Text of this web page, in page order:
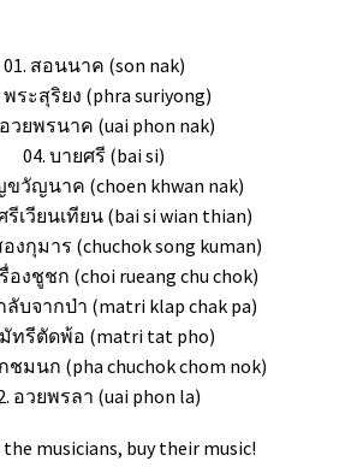
01. สอนนาค (son nak)
พระสุริยง (phra suriyong)
วยพรนาค (uai phon nak)
04. บายศรี (bai si)
ขวัญนาค (choen khwan nak)
รีเวียนเทียน (bai si wian thian)
งกุมาร (chuchok song kuman)
องชูชก (choi rueang chu chok)
ลับจากป่า (matri klap chak pa)
มัทรีตัดพ้อ (matri tat pho)
ชมนก (pha chuchok chom nok)
อวยพรลา (uai phon la)
musicians, buy their music!